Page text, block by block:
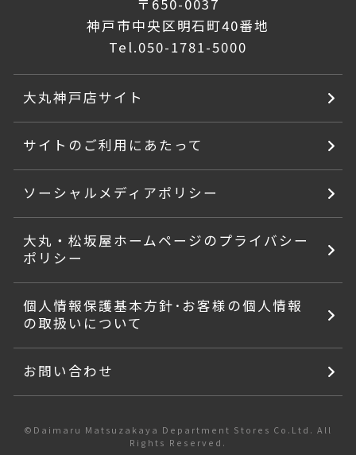
〒650-0037
神戸市中央区明石町40番地
Tel.050-1781-5000
大丸神戸店サイト
サイトのご利用にあたって
ソーシャルメディアポリシー
大丸・松坂屋ホームページのプライバシー
ポリシー
個人情報保護基本方針･お客様の個人情報
の取扱いについて
お問い合わせ
©Daimaru Matsuzakaya Department Stores Co.Ltd. All
Rights Reserved.